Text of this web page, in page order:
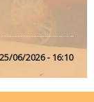
06/2026 - 16:10